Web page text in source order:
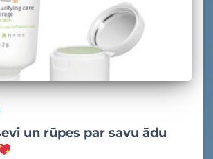
un rūpes par savu ādu